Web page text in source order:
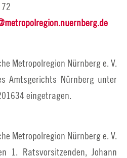
Metropolregion Nürnberg e. V.
Amtsgerichts Nürnberg unter
eingetragen.
Metropolregion Nürnberg e. V.
1. Ratsvorsitzenden, Johann